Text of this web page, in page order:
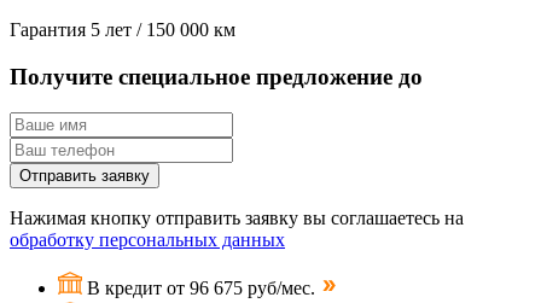
Гарантия 5 лет / 150 000 км
Получите специальное предложение до
Отправить заявку
Нажимая кнопку отправить заявку вы соглашаетесь на
обработку персональных данных
В кредит от 96 675 руб/мес.